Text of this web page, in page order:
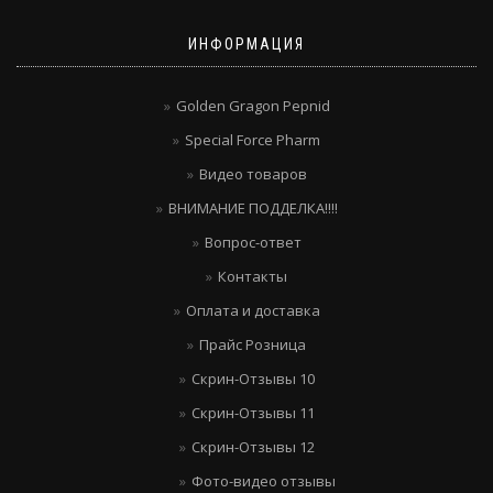
ИНФОРМАЦИЯ
Golden Gragon Pepnid
Special Force Pharm
Видео товаров
ВНИМАНИЕ ПОДДЕЛКА!!!!
Вопрос-ответ
Контакты
Оплата и доставка
Прайс Розница
Скрин-Отзывы 10
Скрин-Отзывы 11
Скрин-Отзывы 12
Фото-видео отзывы